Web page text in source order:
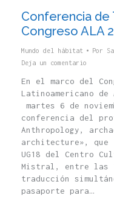
Conferencia de
Congreso ALA
Mundo del hábitat Por
Deja un comentario
En el marco del
Latinoamericano
martes 6 de
conferencia del
Anthropology,
architecture»,
UG18 del Centro
Mistral, entre las
traducción
pasaporte para…